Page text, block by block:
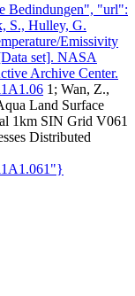
Bedindungen", "url":
S., Hulley, G.
Emissivity
set]. NASA
Archive Center.
1; Wan, Z.,
Land Surface
1km SIN Grid V061
Distributed